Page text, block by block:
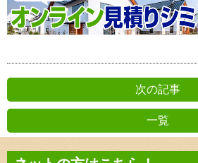
次の記事
一覧
前の記事